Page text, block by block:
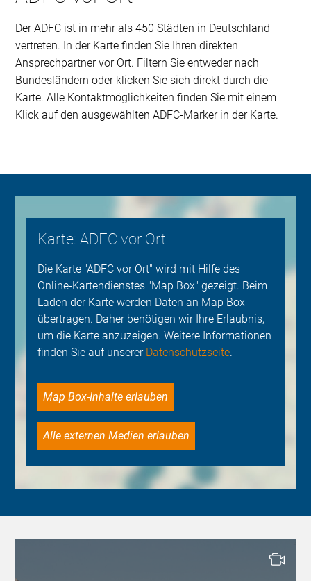
Der ADFC ist in mehr als 450 Städten in Deutschland
vertreten. In der Karte finden Sie Ihren direkten
Ansprechpartner vor Ort. Filtern Sie entweder nach
Bundesländern oder klicken Sie sich direkt durch die
Karte. Alle Kontaktmöglichkeiten finden Sie mit einem
Klick auf den ausgewählten ADFC-Marker in der Karte.
Karte: ADFC vor Ort
Die Karte "ADFC vor Ort" wird mit Hilfe des
Online-Kartendienstes "Map Box" gezeigt. Beim
Laden der Karte werden Daten an Map Box
übertragen. Daher benötigen wir Ihre Erlaubnis,
um die Karte anzuzeigen. Weitere Informationen
finden Sie auf unserer Datenschutzseite.
Map Box-Inhalte erlauben
Alle externen Medien erlauben